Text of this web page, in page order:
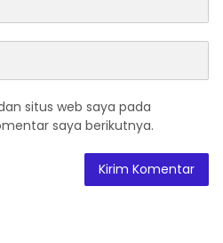
situs web saya pada
saya berikutnya.